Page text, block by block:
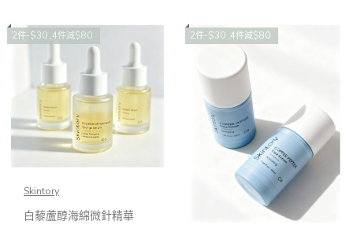
2件-$30 ,4件減$80
Skintory
白藜蘆醇海綿微針精華
2件-$30 ,4件減$80